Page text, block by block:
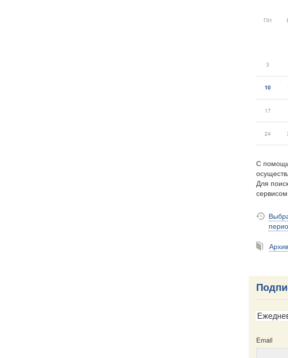
ПН
3
10
17
24
С
Для
сервисом
Архив
Email